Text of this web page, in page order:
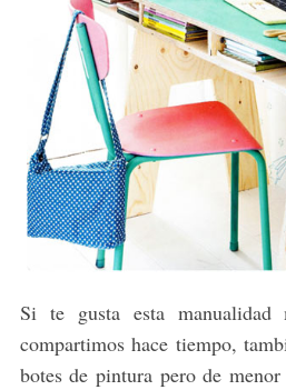
Si te gusta esta
compartimos hace tiempo,
botes de pintura pero de